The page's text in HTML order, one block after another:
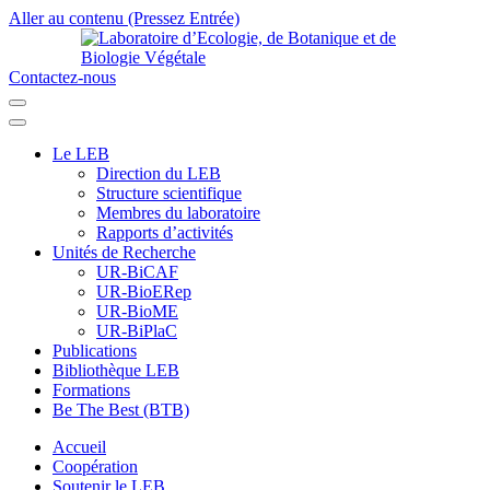
Aller au contenu (Pressez Entrée)
Contactez-nous
Le LEB
Direction du LEB
Structure scientifique
Membres du laboratoire
Rapports d’activités
Unités de Recherche
UR-BiCAF
UR-BioERep
UR-BioME
UR-BiPlaC
Publications
Bibliothèque LEB
Formations
Be The Best (BTB)
Accueil
Coopération
Soutenir le LEB